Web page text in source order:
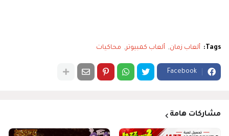
Tags: ألعاب زمان ألعاب كمبيوتر محاكيات
Facebook
مشاركات هامة